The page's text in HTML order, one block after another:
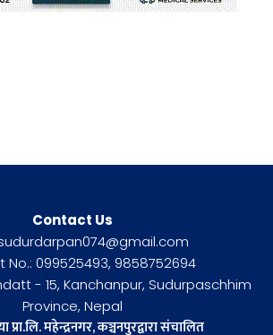
Contact Us
No.: 099525493, 9858752694
- 15, Kanchanpur, Sudurpaschhim
Province, Nepal
प्रा.लि. महेन्द्रनगर, कञ्चनपुरद्वारा संचालित